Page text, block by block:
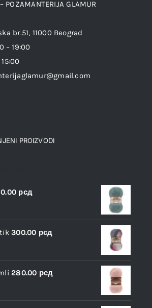
POZAMANTERIJA GLAMUR
br.51, 11000 Beograd
– 19:00
PROIZVODI
рсд
300.00 рсд
280.00 рсд